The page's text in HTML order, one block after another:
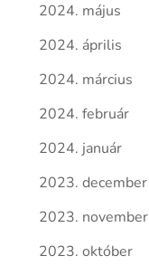
2024. május
2024. április
2024. március
2024. február
2024. január
2023. december
2023. november
2023. október